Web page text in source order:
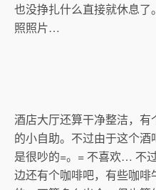
也没挣扎什么直接就休息
照照片…
酒店大厅还算干净整洁，
的小自助。不过由于这个
是很吵的=。= 不喜欢… 不
边还有个咖啡吧，有些咖